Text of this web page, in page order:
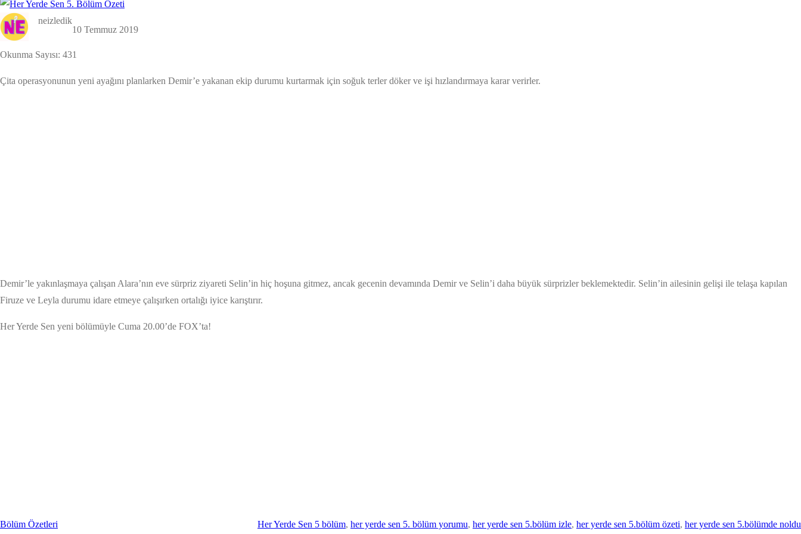
neizledik
10 Temmuz 2019
Okunma Sayısı: 431
Çita operasyonunun yeni ayağını planlarken Demir’e yakanan ekip durumu kurtarmak için soğuk terler döker ve işi hızlandırmaya karar verirler.
Demir’le yakınlaşmaya çalışan Alara’nın eve sürpriz ziyareti Selin’in hiç hoşuna gitmez, ancak gecenin devamında Demir ve Selin’i daha büyük sürprizler beklemektedir. Selin’in ailesinin gelişi ile telaşa kapılan
Firuze ve Leyla durumu idare etmeye çalışırken ortalığı iyice karıştırır.
Her Yerde Sen yeni bölümüyle Cuma 20.00’de FOX’ta!
Bölüm Özetleri Her Yerde Sen 5 bölüm, her yerde sen 5. bölüm yorumu, her yerde sen 5.bölüm izle, her yerde sen 5.bölüm özeti, her yerde sen 5.bölümde noldu